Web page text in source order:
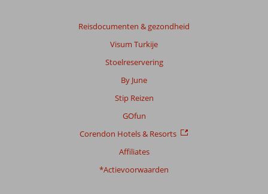
Reisdocumenten & gezondheid
Visum Turkije
Stoelreservering
By June
Stip Reizen
GOfun
Corendon Hotels & Resorts
Affiliates
*Actievoorwaarden